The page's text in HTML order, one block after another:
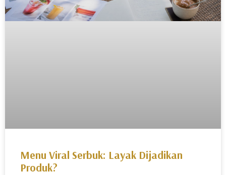
Menu Viral Serbuk: Layak Dijadikan
Produk?